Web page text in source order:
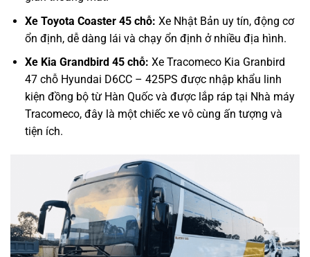
Xe Toyota Coaster 45 chỗ: Xe Nhật Bản uy tín, động cơ
ổn định, dễ dàng lái và chạy ổn định ở nhiều địa hình.
Xe Kia Grandbird 45 chỗ: Xe Tracomeco Kia Granbird
47 chỗ Hyundai D6CC – 425PS được nhập khẩu linh
kiện đồng bộ từ Hàn Quốc và được lắp ráp tại Nhà máy
Tracomeco, đây là một chiếc xe vô cùng ấn tượng và
tiện ích.